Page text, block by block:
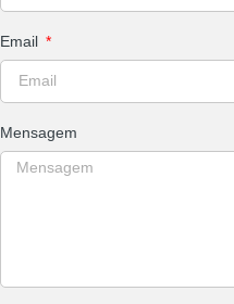
Email
Mensagem